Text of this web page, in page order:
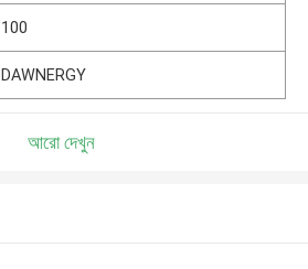
100
DAWNERGY
আরো দেখুন